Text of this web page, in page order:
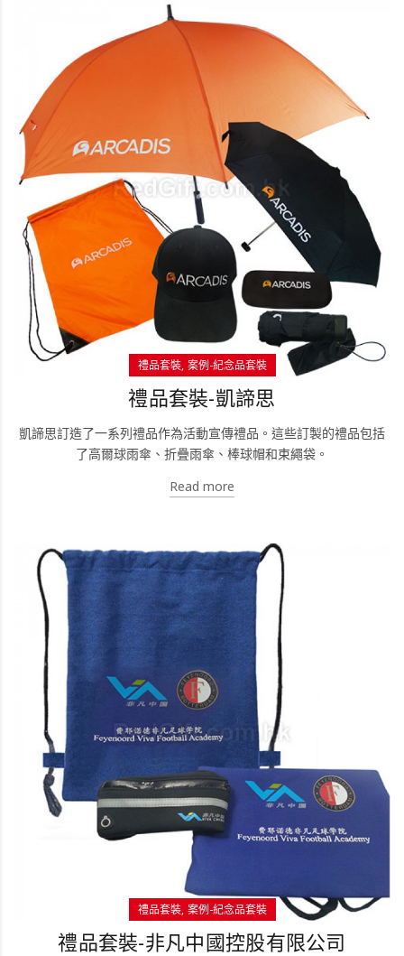
禮品套裝 案例-紀念品套裝
禮品套裝-凱諦思
凱諦思訂造了一系列禮品作為活動宣傳禮品。這些訂製的禮品包括
了高爾球雨傘、折疊雨傘、棒球帽和束繩袋。
Read more
禮品套裝 案例-紀念品套裝
禮品套裝-非凡中國控股有限公司